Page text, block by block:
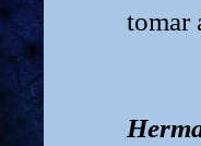
tomar